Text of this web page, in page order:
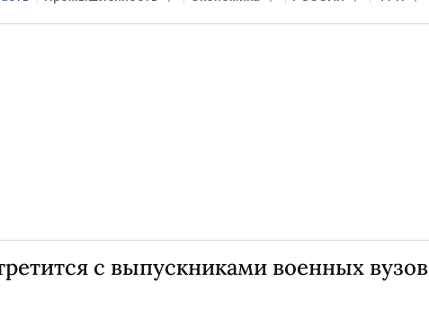
промышленности
с выпускниками военных вузов